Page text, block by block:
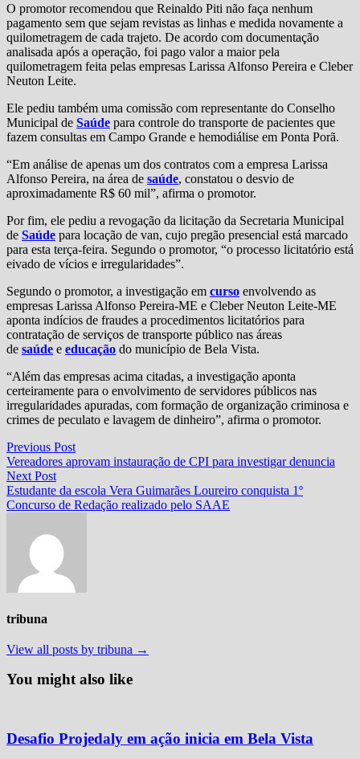
O promotor recomendou que Reinaldo Piti não faça nenhum
pagamento sem que sejam revistas as linhas e medida novamente a
quilometragem de cada trajeto. De acordo com documentação
analisada após a operação, foi pago valor a maior pela
quilometragem feita pelas empresas Larissa Alfonso Pereira e Cleber
Neuton Leite.
Ele pediu também uma comissão com representante do Conselho
Municipal de Saúde para controle do transporte de pacientes que
fazem consultas em Campo Grande e hemodiálise em Ponta Porã.
“Em análise de apenas um dos contratos com a empresa Larissa
Alfonso Pereira, na área de saúde, constatou o desvio de
aproximadamente R$ 60 mil”, afirma o promotor.
Por fim, ele pediu a revogação da licitação da Secretaria Municipal
de Saúde para locação de van, cujo pregão presencial está marcado
para esta terça-feira. Segundo o promotor, “o processo licitatório está
eivado de vícios e irregularidades”.
Segundo o promotor, a investigação em curso envolvendo as
empresas Larissa Alfonso Pereira-ME e Cleber Neuton Leite-ME
aponta indícios de fraudes a procedimentos licitatórios para
contratação de serviços de transporte público nas áreas
de saúde e educação do município de Bela Vista.
“Além das empresas acima citadas, a investigação aponta
certeiramente para o envolvimento de servidores públicos nas
irregularidades apuradas, com formação de organização criminosa e
crimes de peculato e lavagem de dinheiro”, afirma o promotor.
Navegação
de
Post
Previous PostPrevious
post:
Vereadores aprovam instauração de CPI para investigar denuncia
Next PostNext
post:
Estudante da escola Vera Guimarães Loureiro conquista 1º
Concurso de Redação realizado pelo SAAE
tribuna
View all posts by tribuna →
You might also like
Desafio Projedaly em ação inicia em Bela Vista